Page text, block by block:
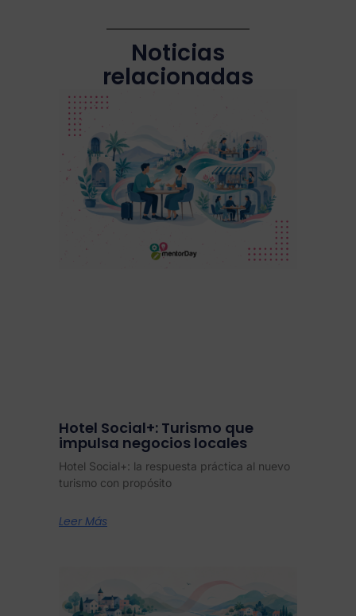
Noticias
relacionadas
Hotel Social+: Turismo que
impulsa negocios locales
Hotel Social+: la respuesta práctica al nuevo
turismo con propósito
Leer Más